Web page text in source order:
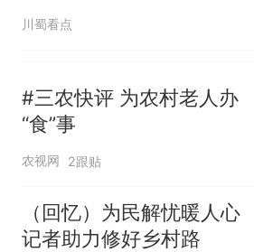
连上演暖心警事
川蜀看点
#三农快评 为农村老人办
“食”事
农视网 2跟贴
（回忆）为民解忧暖人心
记者助力修好乡村路